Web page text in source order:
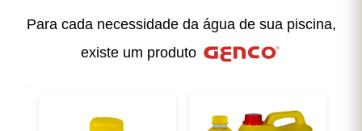
Para cada necessidade da água de sua piscina,
existe um produto